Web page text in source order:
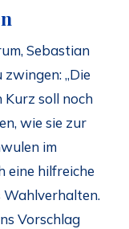
Sebastian
„Die
Kurz soll noch
wie sie zur
im
eine hilfreiche
Wahlverhalten.
Vorschlag